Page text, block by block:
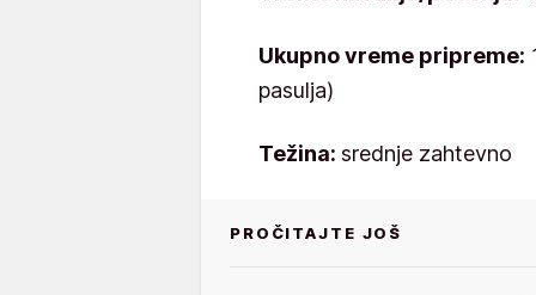
Ukupno vreme pripreme:
pasulja)
Težina: srednje zahtevno
PROČITAJTE JOŠ